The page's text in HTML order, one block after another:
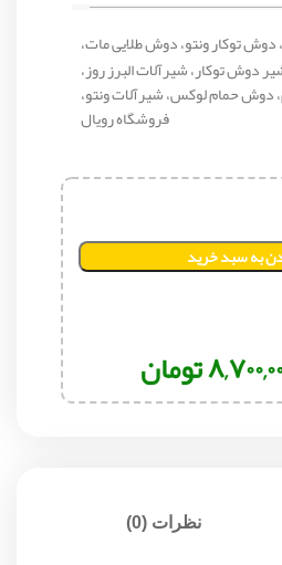
توکار ونتو، دوش طلایی مات،
دوش توکار، شیرآلات البرز روز،
دوش حمام لوکس، شیرآلات ونتو،
فروشگاه رویال
به سبد خرید
تومان
نظرات (0)